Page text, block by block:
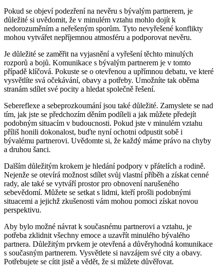
Pokud se objeví podezření na nevěru s bývalým partnerem, je
důležité si uvědomit, že v minulém vztahu mohlo dojít k
nedorozuměním a neřešeným sporům. Tyto nevyřešené konflikty
mohou vytvářet nepříjemnou atmosféru a podporovat nevěru.
Je důležité se zaměřit na vyjasnění a vyřešení těchto minulých
rozporů a bojů. Komunikace s bývalým partnerem je v tomto
případě klíčová. Pokuste se o otevřenou a upřímnou debatu, ve které
vysvětlíte svá očekávání, obavy a potřeby. Umožníte tak oběma
stranám sdílet své pocity a hledat společně řešení.
Sebereflexe a sebeprozkoumání jsou také důležité. Zamyslete se nad
tím, jak jste se předchozím děním podíleli a jak můžete předejít
podobným situacím v budoucnosti. Pokud jste v minulém vztahu
příliš honili dokonalost, buďte nyní ochotni odpustit sobě i
bývalému partnerovi. Uvědomte si, že každý máme právo na chyby
a druhou šanci.
Dalším důležitým krokem je hledání podpory v přátelích a rodině.
Nejenže se otevírá možnost sdílet svůj vlastní příběh a získat cenné
rady, ale také se vytváří prostor pro obnovení narušeného
sebevědomí. Můžete se setkat s lidmi, kteří prošli podobnými
situacemi a jejichž zkušenosti vám mohou pomoci získat novou
perspektivu.
Aby bylo možné návrat k současnému partnerovi a vztahu, je
potřeba zklidnit všechny emoce a uzavřít minulého bývalého
partnera. Důležitým prvkem je otevřená a důvěryhodná komunikace
s současným partnerem. Vysvětlete si navzájem své city a obavy.
Potřebujete se cítit jistě a vědět, že si můžete důvěřovat.